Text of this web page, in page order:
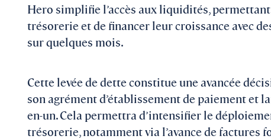
Hero simplifie l’accès aux liquidités,
trésorerie et de financer leur croissance avec
sur quelques mois.
Cette levée de dette constitue une avancée
son agrément d’établissement de paiement et
en-un. Cela permettra d’intensifier le
trésorerie, notamment via l’avance de factures